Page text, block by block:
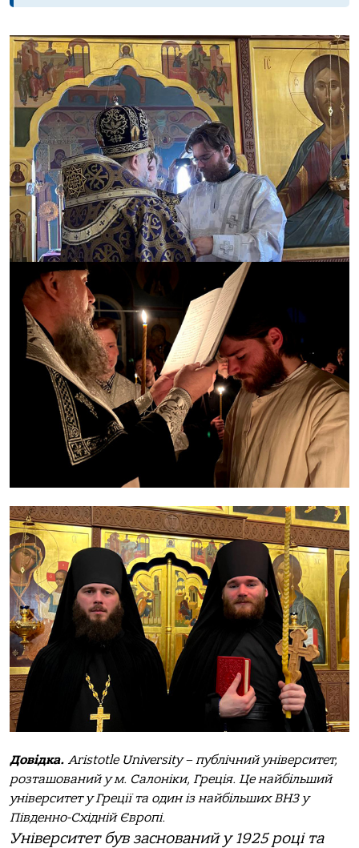
Довідка. Aristotle University – публічний університет,
розташований у м. Салоніки, Греція. Це найбільший
університет у Греції та один із найбільших ВНЗ у
Південно-Східній Європі.
Університет був заснований у 1925 році та